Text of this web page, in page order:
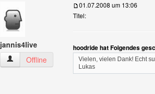
jannis4live
jannis4live Benutzer-Profile anzeigen
Offline
01.07.2008 um 13:06
Titel:
hoodride hat Folgendes
Vielen, vielen Dank! Echt
Lukas